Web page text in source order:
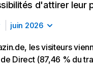
d'attirer leur
juin 2026
les visiteurs
Direct (87,46 % du